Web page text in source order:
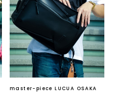
master-piece LUCUA OSAKA